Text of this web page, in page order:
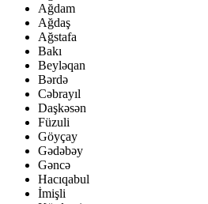
Ağdam
Ağdaş
Ağstafa
Bakı
Beyləqan
Bərdə
Cəbrayıl
Daşkəsən
Füzuli
Göyçay
Gədəbəy
Gəncə
Hacıqabul
İmişli